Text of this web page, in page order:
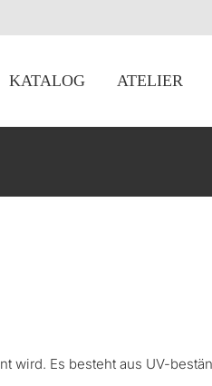
KATALOG ATELIER
wird. Es besteht aus UV-